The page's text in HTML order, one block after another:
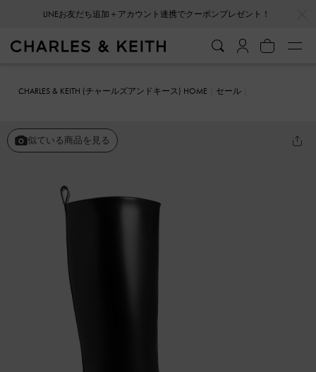
LINEお友だち追加＋アカウント連携でクーポンプレゼント！
CHARLES & KEITH (チャールズアンドキース) HOME
セール
似ている商品を見る